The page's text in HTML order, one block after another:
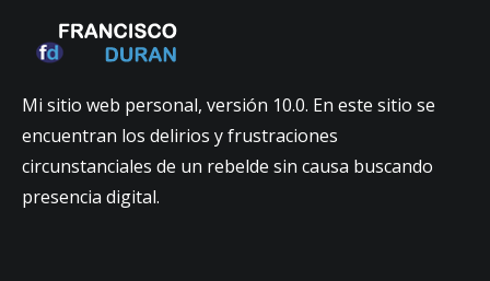
Mi sitio web personal, versión 10.0. En este sitio se
encuentran los delirios y frustraciones
circunstanciales de un rebelde sin causa buscando
presencia digital.